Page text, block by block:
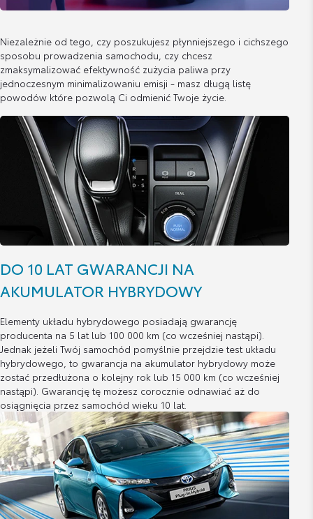
Niezależnie od tego, czy poszukujesz płynniejszego i cichszego
sposobu prowadzenia samochodu, czy chcesz
zmaksymalizować efektywność zużycia paliwa przy
jednoczesnym minimalizowaniu emisji - masz długą listę
powodów które pozwolą Ci odmienić Twoje życie.
DO 10 LAT GWARANCJI NA
AKUMULATOR HYBRYDOWY
Elementy układu hybrydowego posiadają gwarancję
producenta na 5 lat lub 100 000 km (co wcześniej nastąpi).
Jednak jeżeli Twój samochód pomyślnie przejdzie test układu
hybrydowego, to gwarancja na akumulator hybrydowy może
zostać przedłużona o kolejny rok lub 15 000 km (co wcześniej
nastąpi). Gwarancję tę możesz corocznie odnawiać aż do
osiągnięcia przez samochód wieku 10 lat.